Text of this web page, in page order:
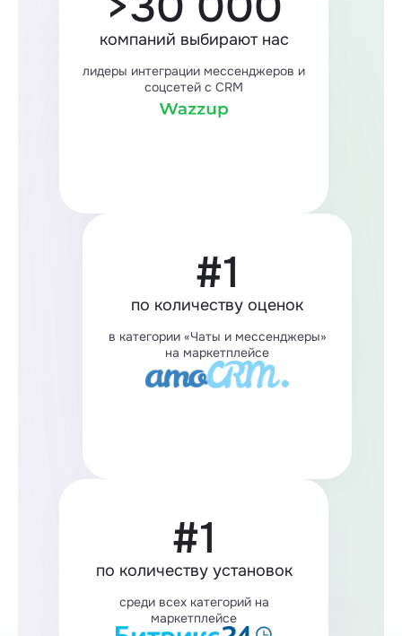
компаний выбирают нас
лидеры интеграции мессенджеров и
соцсетей с CRM
#1
по количеству оценок
в категории «Чаты и мессенджеры»
на маркетплейсе
#1
по количеству установок
среди всех категорий на
маркетплейсе